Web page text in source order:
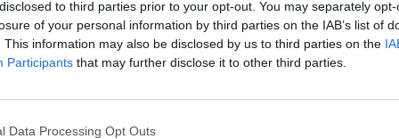
to third parties prior to your opt-out. You may separately
of your personal information by third parties on the IAB’s list of
This information may also be disclosed by us to third parties on the
Participants that may further disclose it to other third parties.
Data Processing Opt Outs
Žinios | Augintinis